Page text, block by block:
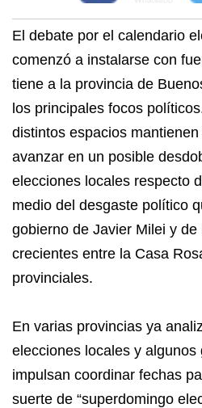
El debate por el calendario
comenzó a instalarse con
tiene a la provincia de
los principales focos
distintos espacios
avanzar en un posible
elecciones locales respecto
medio del desgaste político
gobierno de Javier Milei y de
crecientes entre la Casa
provinciales.
En varias provincias ya
elecciones locales y
impulsan coordinar fechas
suerte de “superdomingo